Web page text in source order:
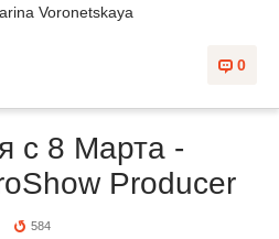
Voronetskaya
0
с 8 Марта -
Producer
584